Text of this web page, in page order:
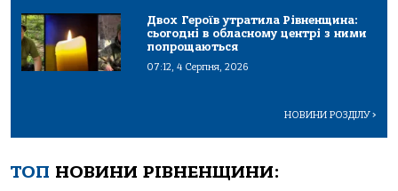
Двох Героїв утратила Рівненщина:
сьогодні в обласному центрі з ними
попрощаються
07:12, 4 Серпня, 2026
НОВИНИ РОЗДІЛУ>
ТОП НОВИНИ РІВНЕНЩИНИ: